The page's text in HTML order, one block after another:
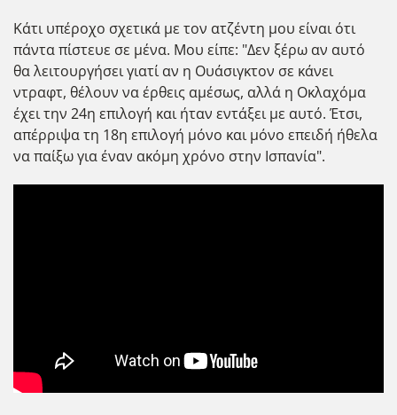
Κάτι υπέροχο σχετικά με τον ατζέντη μου είναι ότι
πάντα πίστευε σε μένα. Μου είπε: "Δεν ξέρω αν αυτό
θα λειτουργήσει γιατί αν η Ουάσιγκτον σε κάνει
ντραφτ, θέλουν να έρθεις αμέσως, αλλά η Οκλαχόμα
έχει την 24η επιλογή και ήταν εντάξει με αυτό. Έτσι,
απέρριψα τη 18η επιλογή μόνο και μόνο επειδή ήθελα
να παίξω για έναν ακόμη χρόνο στην Ισπανία".